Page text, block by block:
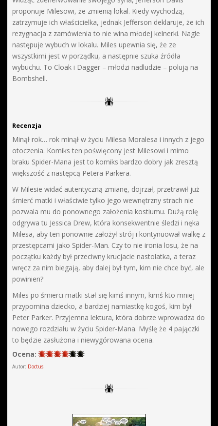
proponuje Milesowi, że zmienią lokal. Kiedy wychodzą,
zatrzymuje ich właścicielka, jednak Jefferson deklaruje, że ich
rezygnacja z zamówienia to nie wina młodej kelnerki. Nagle
następuje wybuch w lokalu. Miles upewnia się, że ze
wszystkimi jest w porządku, a następnie szuka źródła
wybuchu. To Cloak i Dagger – młodzi nadludzie – polują na
Bombshell.
Recenzja
Minął rok… rok minął w życiu Milesa Moralesa i innych z jego
otoczenia. Komiks ten poświęcony jest Milesowi i mimo
braku Spider-Mana jest to komiks bardzo dobry jak zresztą
większość z następcą Petera Parkera.
W Milesie widać autentyczną zmianę, dojrzał, przetrawił już
śmierć matki i właściwie tylko jego wewnętrzny strach nie
pozwala mu do ponownego założenia kostiumu. Dużą rolę
odgrywa tu Jessica Drew, która konsekwentnie śledzi i nęka
Milesa, aby ten ponownie założył strój i kontynuował walkę z
przestępcami jako Spider-Man. Czy to nie ironia losu, że na
początku każdy był przeciwny krucjacie nastolatka, a teraz
wręcz za nim biegają, aby dalej był tym, kim nie chce być, ale
powinien?
Miles po śmierci matki stał się kimś innym, kimś kto mniej
przypomina dziecko, a bardziej namiastkę kogoś, kim był
Peter Parker. Przyjemna lektura, która dobrze wprowadza do
nowego rozdziału w życiu Spider-Mana. Myślę że 4 pajączki
to będzie zasłużona i niewygórowana ocena.
Ocena:
Autor: Doctus